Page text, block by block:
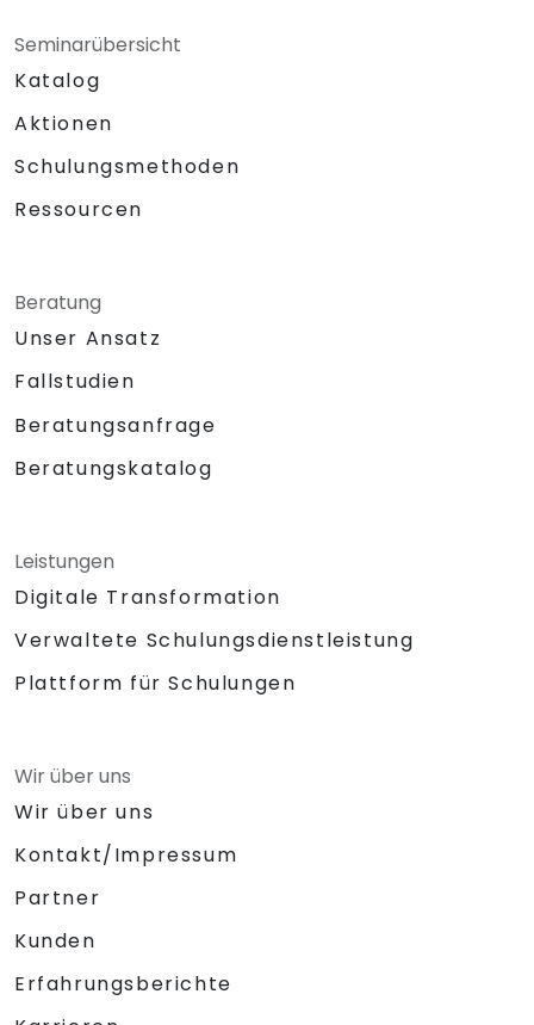
Seminarübersicht
Katalog
Aktionen
Schulungsmethoden
Ressourcen
Beratung
Unser Ansatz
Fallstudien
Beratungsanfrage
Beratungskatalog
Leistungen
Digitale Transformation
Verwaltete Schulungsdienstleistung
Plattform für Schulungen
Wir über uns
Wir über uns
Kontakt/Impressum
Partner
Kunden
Erfahrungsberichte